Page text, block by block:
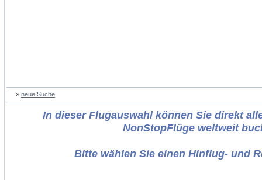
» neue Suche
In dieser Flugauswahl können Sie direkt
NonStopFlüge weltweit
Bitte wählen Sie einen Hinflug- und